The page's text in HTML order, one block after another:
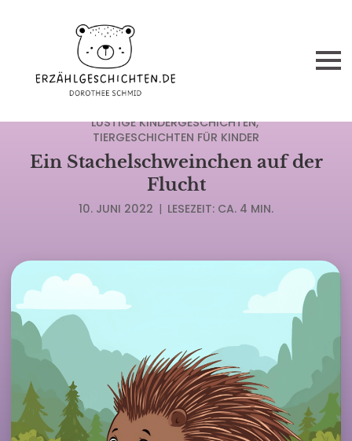
LUSTIGE KINDERGESCHICHTEN
TIERGESCHICHTEN FÜR KINDER
Ein Stachelschweinchen auf der
Flucht
10. JUNI 2022 | LESEZEIT: CA. 4 MIN.